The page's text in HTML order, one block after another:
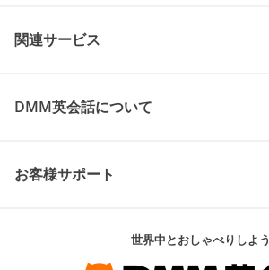
関連サービス
DMM英会話について
お客様サポート
世界中とおしゃべりしよう